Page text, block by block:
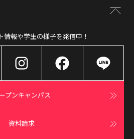
情報や学生の様子を発信中！
プンキャンパス
資料請求